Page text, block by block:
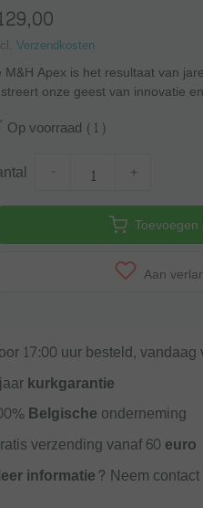
Verzendkosten
M&H Apex is het resultaat van
onze geest van innovatie
Op voorraad (1)
+
Aan
17:00 uur besteld, vandaag
kurkgarantie
Belgische onderneming
verzending vanaf60 euro
informatie? Neem